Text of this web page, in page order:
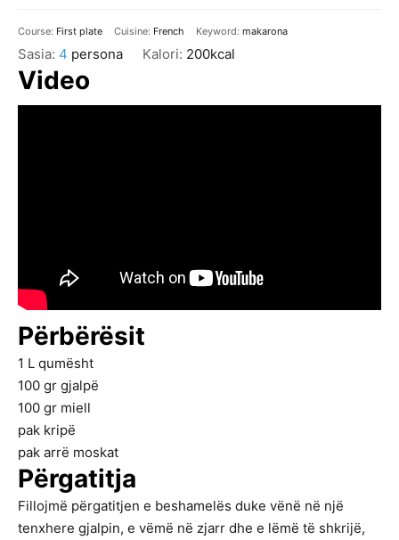
Course: First plate Cuisine: French Keyword:makarona
Sasia: 4 persona Kalori: 200kcal
Video
Përbërësit
1 L qumësht
100 gr gjalpë
100 gr miell
pak kripë
pak arrë moskat
Përgatitja
Fillojmë përgatitjen e beshamelës duke vënë në një
tenxhere gjalpin, e vëmë në zjarr dhe e lëmë të shkrijë,